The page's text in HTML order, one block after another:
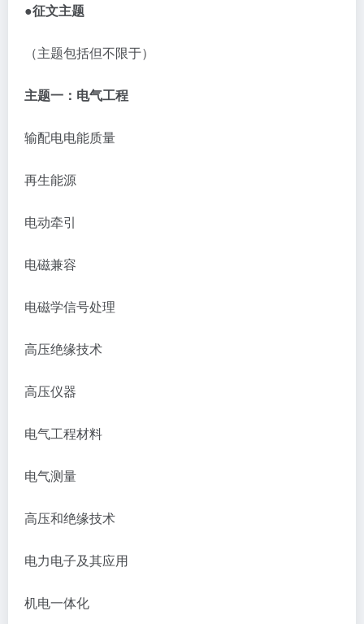
●征文主题
（主题包括但不限于）
主题一：电气工程
输配电电能质量
再生能源
电动牵引
电磁兼容
电磁学信号处理
高压绝缘技术
高压仪器
电气工程材料
电气测量
高压和绝缘技术
电力电子及其应用
机电一体化